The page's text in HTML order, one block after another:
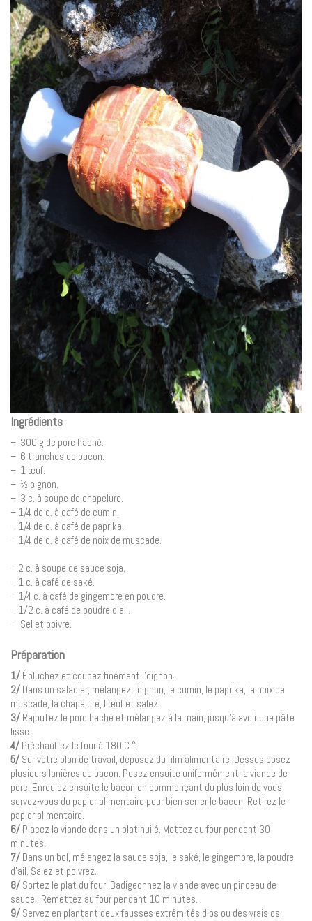
Ingrédients
– 300 g de porc haché.
– 6 tranches de bacon.
– 1 œuf.
– ½ oignon.
– 3 c. à soupe de chapelure.
– 1/4 de c. à café de cumin.
– 1/4 de c. à café de paprika.
– 1/4 de c. à café de noix de muscade.
– 2 c. à soupe de sauce soja.
– 1 c. à café de saké.
– 1/4 c. à café de gingembre en poudre.
– 1/2 c. à café de poudre d’ail.
– Sel et poivre.
Préparation
1/ Épluchez et coupez finement l’oignon.
2/ Dans un saladier, mélangez l’oignon, le cumin, le paprika, la noix de
muscade, la chapelure, l’œuf et salez.
3/ Rajoutez le porc haché et mélangez à la main, jusqu’à avoir une pâte
lisse.
4/ Préchauffez le four à 180 C °.
5/ Sur votre plan de travail, déposez du film alimentaire. Dessus posez
plusieurs lanières de bacon. Posez ensuite uniformément la viande de
porc. Enroulez ensuite le bacon en commençant du plus loin de vous,
servez-vous du papier alimentaire pour bien serrer le bacon. Retirez le
papier alimentaire.
6/ Placez la viande dans un plat huilé. Mettez au four pendant 30
minutes.
7/ Dans un bol, mélangez la sauce soja, le saké, le gingembre, la poudre
d’ail. Salez et poivrez.
8/ Sortez le plat du four. Badigeonnez la viande avec un pinceau de
sauce. Remettez au four pendant 10 minutes.
9/ Servez en plantant deux fausses extrémités d’os ou des vrais os.